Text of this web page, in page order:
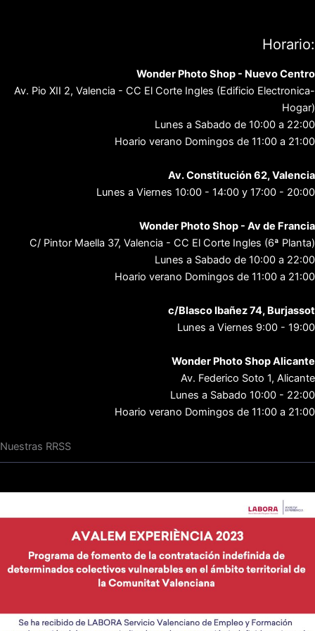
Horario:
Wonder Photo Shop - Nuevo Centro
Av. Pio XII 2, Valencia - CC El Corte Ingles (Edificio Electronica-
Hogar)
Lunes a Sabado de 10:00 a 22:00
Hoario verano Domingos de 11:00 a 21:00
Av. Constitución 62, Valencia
Lunes a Viernes 10:00 - 14:00 y 17:00 - 20:00
Wonder Photo Shop - Av de Francia
C/ Pintor Maella 37, Valencia - CC El Corte Ingles (6ª Planta)
Lunes a Sabado de 10:00 a 22:00
Hoario verano Domingos de 11:00 a 21:00
c/Blasco Ibañez 74, Burjassot
Lunes a Viernes 9:00 - 19:00
Wonder Photo Shop Alicante
Av. Federico Soto 1, Alicante
Lunes a Sabado 10:00 - 22:00
Hoario verano Domingos de 11:00 a 21:00
Nuestras RRSS